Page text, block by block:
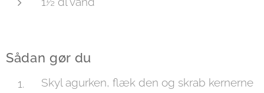
Sådan gør du
Skyl agurken, flæk den og skrab kernerne